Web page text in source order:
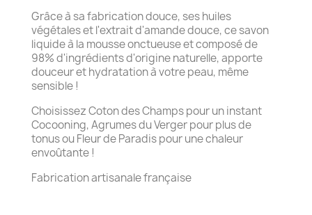
Grâce à sa fabrication douce, ses huiles
végétales et l'extrait d'amande douce, ce savon
liquide à la mousse onctueuse et composé de
98% d'ingrédients d'origine naturelle, apporte
douceur et hydratation à votre peau, même
sensible !
Choisissez Coton des Champs pour un instant
Cocooning, Agrumes du Verger pour plus de
tonus ou Fleur de Paradis pour une chaleur
envoûtante !
Fabrication artisanale française